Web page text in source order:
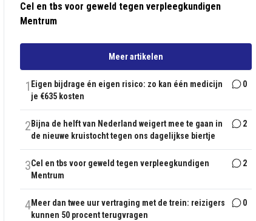
Cel en tbs voor geweld tegen verpleegkundigen
Mentrum
Meer artikelen
1 Eigen bijdrage én eigen risico: zo kan één medicijn
je €635 kosten
0
2 Bijna de helft van Nederland weigert mee te gaan in
de nieuwe kruistocht tegen ons dagelijkse biertje
2
3Cel en tbs voor geweld tegen verpleegkundigen
Mentrum
2
4Meer dan twee uur vertraging met de trein: reizigers
kunnen 50 procent terugvragen
0